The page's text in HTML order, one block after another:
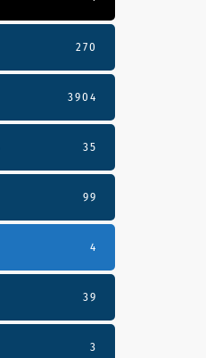
270
3904
35
99
4
39
3